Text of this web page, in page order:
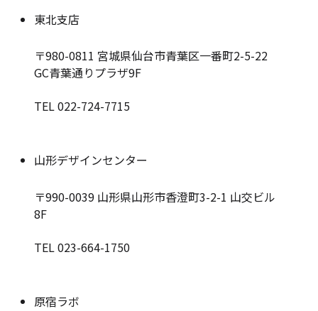
東北支店
〒980-0811 宮城県仙台市青葉区一番町2-5-22
GC青葉通りプラザ9F
TEL 022-724-7715
山形デザインセンター
〒990-0039 山形県山形市香澄町3-2-1 山交ビル
8F
TEL 023-664-1750
原宿ラボ